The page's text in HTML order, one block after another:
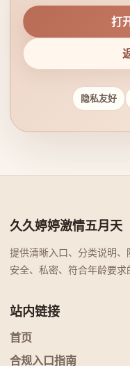
打
隐私友好
久久婷婷激情五月天
提供清晰入口、分类说明
安全、私密、符合年龄要求
站内链接
首页
合规入口指南